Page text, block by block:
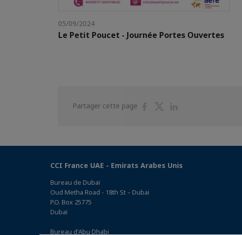
05/09/2024
Le Petit Poucet - Journée Portes Ouvertes
Partager cette page
PartagerPartager
CCI France UAE - Emirats Arabes Unis
Bureau de Dubaï
Oud Metha Road - 18th St – Dubai
P.O. Box 25775
Dubaï
Bureau d'Abu Dhabi